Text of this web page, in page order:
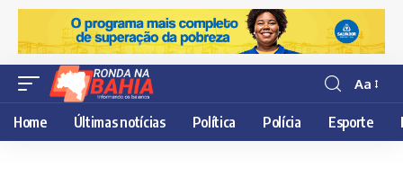
Resisor
de
fonte
Aa
Home Últimas notícias Política Polícia Esporte